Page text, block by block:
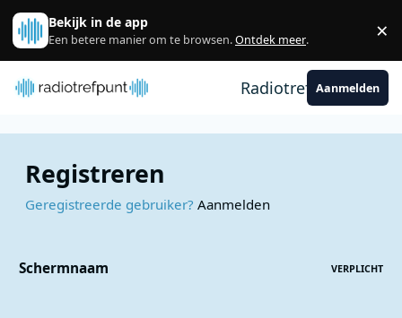
Spring naar bijdragen
Bekijk in de app
Een betere manier om te browsen.Ontdek meer. ×
RadiotrefpuntAanmelden
Registreren
Geregistreerde gebruiker? Aanmelden
Schermnaam VERPLICHT